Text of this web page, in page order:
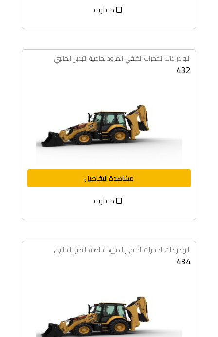
مقارنة
اللوادر ذات المحراث الخلفي المزود بخاصية التبديل الجانبي
432
مشاهدة التفاصيل
مقارنة
اللوادر ذات المحراث الخلفي المزود بخاصية التبديل الجانبي
434